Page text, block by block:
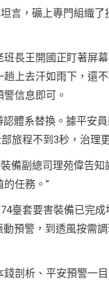
言，礦上專門組織
長王開國正盯著屏
上去汗如雨下，還
信息即可。
體系替換。據平安
旅程不到3秒，治理
備副總司理苑偉告
任務。”
臺套要害裝備已完
預警，到透風按需
剖析、平安預警一